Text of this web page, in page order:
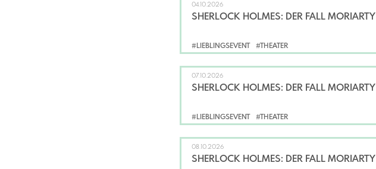
#LIEBLINGSEVENT #THEATER
04.10.2026
SHERLOCK HOLMES: DER FALL MORIARTY
#LIEBLINGSEVENT #THEATER
07.10.2026
SHERLOCK HOLMES: DER FALL MORIARTY
08.10.2026
SHERLOCK HOLMES: DER FALL MORIARTY